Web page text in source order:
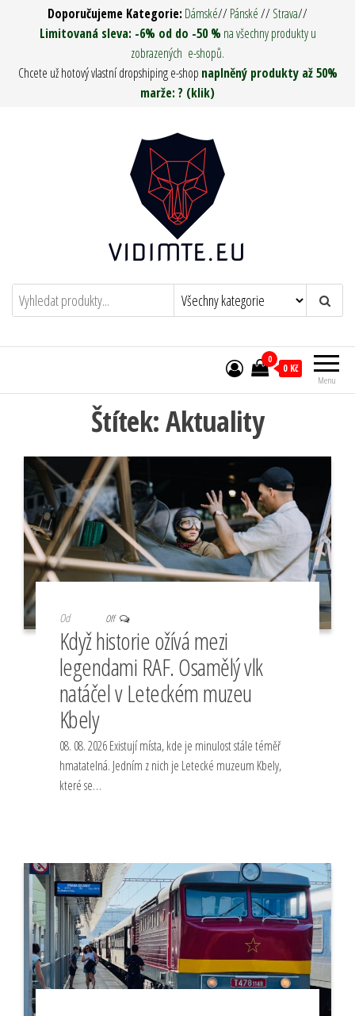
Doporučujeme Kategorie: Dámské//Pánské//Strava//
Limitovaná sleva: -6% od do -50 % na všechny produkty u
zobrazených e-shopů.
Chcete už hotový vlastní dropshiping e-shop naplněný produkty až 50%
marže: ? (klik)
Vidím tě ! – Army Man & Woman
Oděvy, Táboření, Military, Survival, Pro
muže i ženy
Menu
0
0 Kč
Štítek:Aktuality
Od Off
Když historie ožívá mezi
legendami RAF. Osamělý vlk
natáčel v Leteckém muzeu
Kbely
08. 08. 2026 Existují místa, kde je minulost stále téměř
hmatatelná. Jedním z nich je Letecké muzeum Kbely,
které se…